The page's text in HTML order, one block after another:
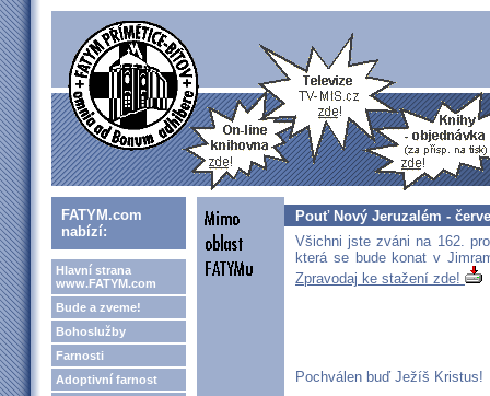
FATYM.com
nabízí:
Hlavní strana
www.FATYM.com
Bude a zveme!
Bohoslužby
Farnosti
Adoptivní farnost
Pouť Nový Jeruzalém -
Všichni jste zváni na 162.
která se bude konat v
Zpravodaj ke stažení zde!
Pochválen buď Ježíš Kristus!